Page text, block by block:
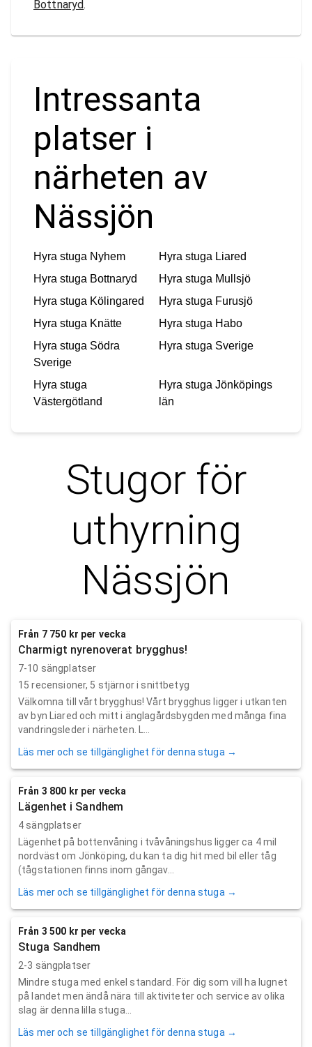
Bottnaryd.
Intressanta
platser i
närheten av
Nässjön
Hyra stuga Nyhem Hyra stuga Liared
Hyra stuga Bottnaryd Hyra stuga Mullsjö
Hyra stuga Kölingared Hyra stuga Furusjö
Hyra stuga Knätte Hyra stuga Habo
Hyra stuga Södra
Sverige
Hyra stuga Sverige
Hyra stuga
Västergötland
Hyra stuga Jönköpings
län
Stugor för
uthyrning
Nässjön
Från 7 750 kr per vecka
Charmigt nyrenoverat brygghus!
7-10 sängplatser
15 recensioner, 5 stjärnor i snittbetyg
Välkomna till vårt brygghus! Vårt brygghus ligger i utkanten
av byn Liared och mitt i änglagårdsbygden med många fina
vandringsleder i närheten. L...
Läs mer och se tillgänglighet för denna stuga →
Från 3 800 kr per vecka
Lägenhet i Sandhem
4 sängplatser
Lägenhet på bottenvåning i tvåvåningshus ligger ca 4 mil
nordväst om Jönköping, du kan ta dig hit med bil eller tåg
(tågstationen finns inom gångav...
Läs mer och se tillgänglighet för denna stuga →
Från 3 500 kr per vecka
Stuga Sandhem
2-3 sängplatser
Mindre stuga med enkel standard. För dig som vill ha lugnet
på landet men ändå nära till aktiviteter och service av olika
slag är denna lilla stuga...
Läs mer och se tillgänglighet för denna stuga →